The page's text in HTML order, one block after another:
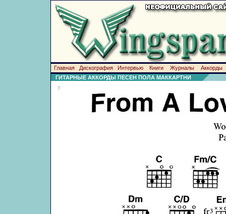
Главная Дискография Интервью Книги Журналы
Аккорды
ГИТАРНЫЕ АККОРДЫ ПЕСЕН ПОЛА МАККАРТНИ